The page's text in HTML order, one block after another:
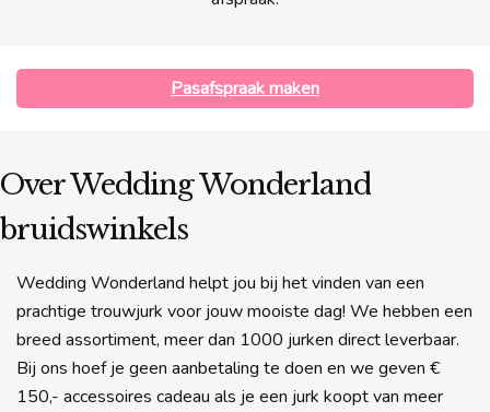
Pasafspraak maken
Over Wedding Wonderland
bruidswinkels
Wedding Wonderland helpt jou bij het vinden van een
prachtige trouwjurk voor jouw mooiste dag! We hebben een
breed assortiment, meer dan 1000 jurken direct leverbaar.
Bij ons hoef je geen aanbetaling te doen en we geven €
150,- accessoires cadeau als je een jurk koopt van meer